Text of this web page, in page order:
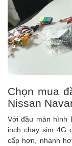
Chọn mua
Nissan
Với đầu màn hình
inch chạy sim 4G
cấp hơn, nhanh